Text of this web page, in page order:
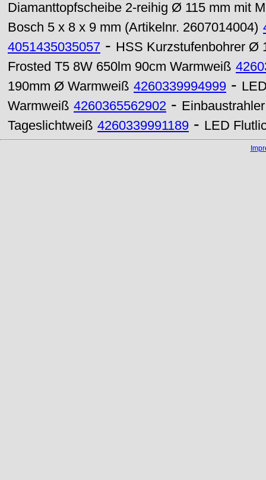
Diamanttopfscheibe 2-reihig Ø 115 mm mit
Bosch 5 x 8 x 9 mm (Artikelnr. 2607014004)
4051435035057 - HSS Kurzstufenbohrer Ø
Frosted T5 8W 650lm 90cm Warmweiß
190mm Ø Warmweiß 4260339994999 -
Warmweiß 4260365562902 -
Tageslichtweiß 4260339991189 - LED